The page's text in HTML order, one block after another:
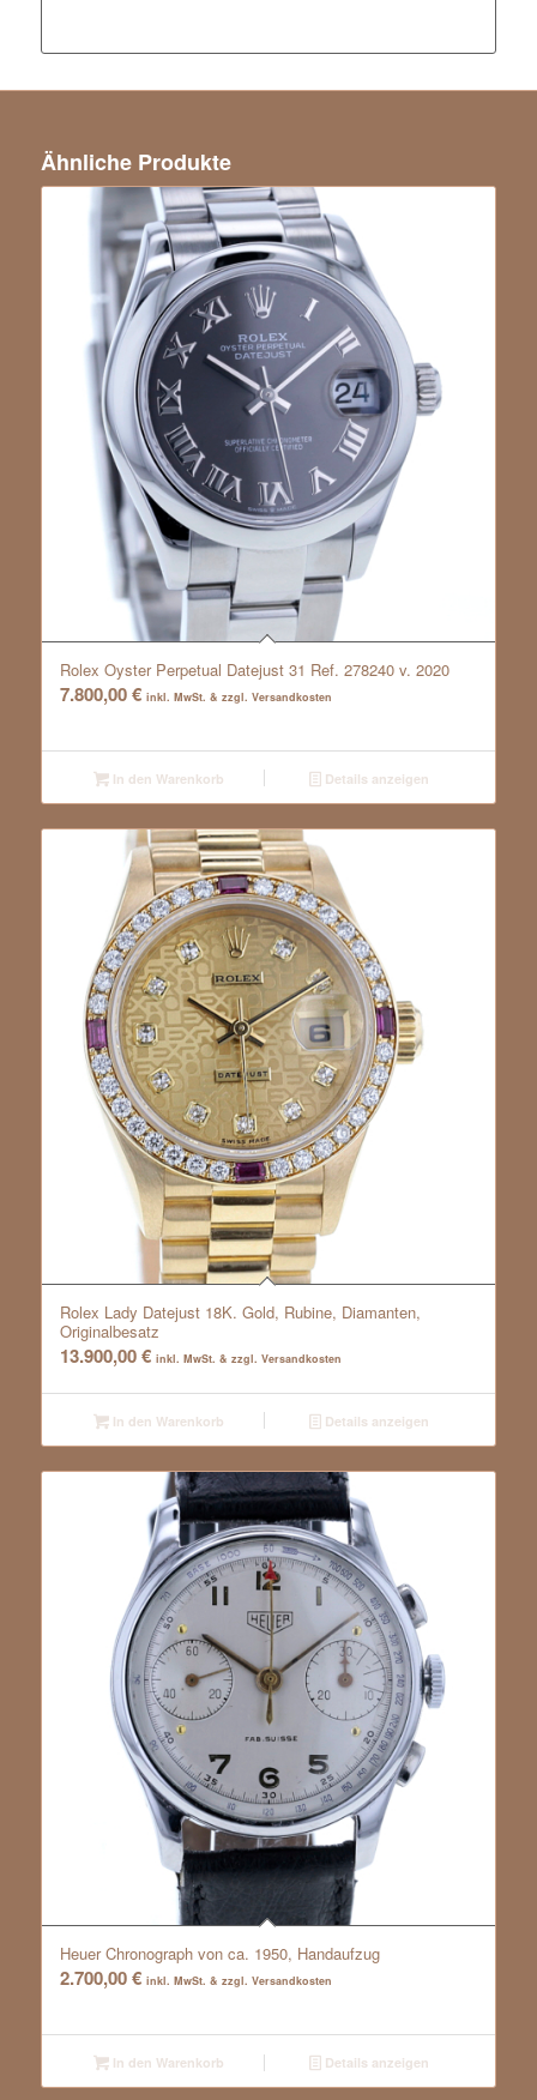
Ähnliche Produkte
Rolex Oyster Perpetual Datejust 31 Ref. 278240 v. 2020
7.800,00€ inkl. MwSt. & zzgl. Versandkosten
In den Warenkorb Details anzeigen
Rolex Lady Datejust 18K. Gold, Rubine, Diamanten,
Originalbesatz
13.900,00€ inkl. MwSt. & zzgl. Versandkosten
In den Warenkorb Details anzeigen
Heuer Chronograph von ca. 1950, Handaufzug
2.700,00€ inkl. MwSt. & zzgl. Versandkosten
In den Warenkorb Details anzeigen